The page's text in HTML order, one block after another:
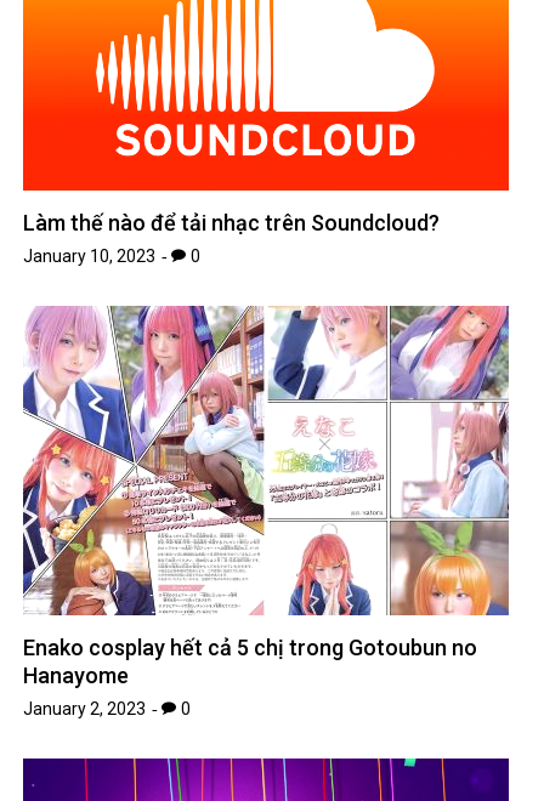
Làm thế nào để tải nhạc trên Soundcloud?
January 10, 2023 0
Enako cosplay hết cả 5 chị trong Gotoubun no
Hanayome
January 2, 2023 0